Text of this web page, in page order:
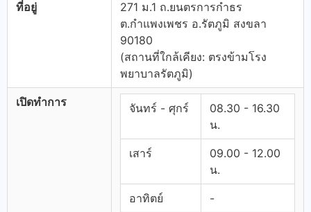
ที่อยู่
271 ม.1 ถ.ยนตรการกำธร
ต.กำแพงเพชร อ.รัตภูมิ สงขลา
90180
(สถานที่ใกล้เคียง: ตรงข้ามโรง
พยาบาลรัตภูมิ)
เปิดทำการ จันทร์ - ศุกร์
08.30 - 16.30
น.
เสาร์
09.00 - 12.00
น.
อาทิตย์ -